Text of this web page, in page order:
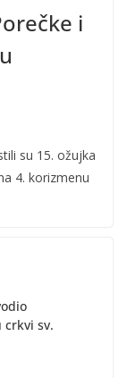
i
su 15. ožujka
4. korizmenu
sv.